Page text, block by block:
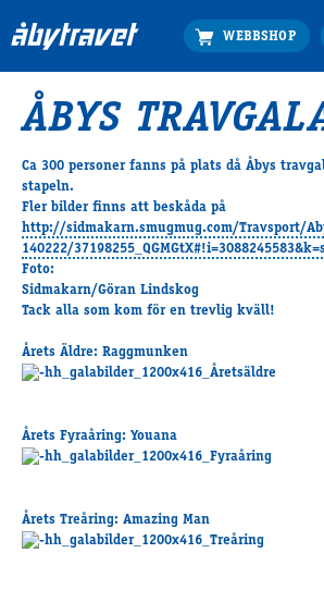
Köp biljett
Travprogrammet
Boka ställplats
Bra att veta
Restauranger
Catering by Lyon
Hotell nära oss
Presentkort
Exponering & värdskap
ÅBYS
Ca 300 personer fanns på plats då Åbys
stapeln.
Fler bilder finns att beskåda på
http://sidmakarn.smugmug.com/Travsport/
140222/
Foto:
Sidmakarn/Göran Lindskog
Tack alla som kom för en trevlig kväll!
Årets Äldre: Raggmunken
Årets Fyraåring: Youana
Årets Treåring: Amazing Man